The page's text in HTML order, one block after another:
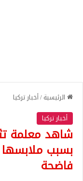
الرئيسية/أخبار تركيا
أخبار تركيا
شاهد معلمة
بسبب ملابسها
فاضحة